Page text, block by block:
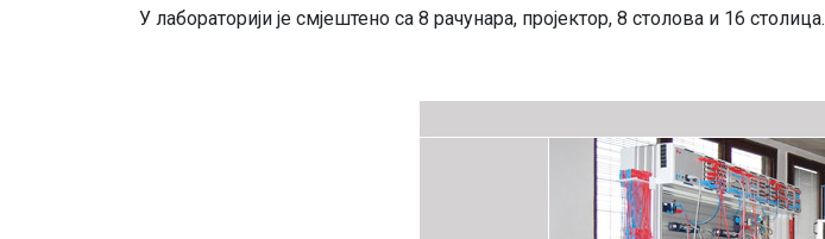
У лабораторији је смјештено са 8 рачунара, пројектор, 8 столова и 16 столица.